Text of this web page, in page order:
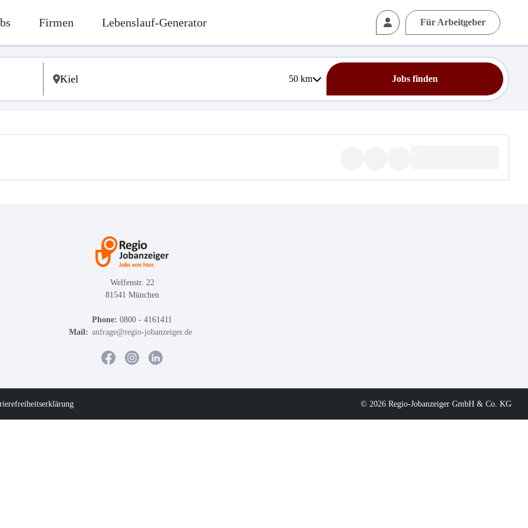
Firmen Lebenslauf-Generator Für Arbeitgeber
50km Jobs finden
Welfenstr. 22
81541 München
Phone: 0800 - 4161411
Mail: anfrage@regio-jobanzeiger.de
© 2026 Regio-Jobanzeiger GmbH & Co. KG